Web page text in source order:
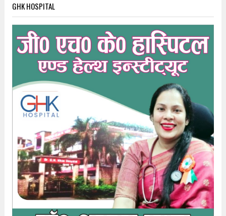
GHK HOSPITAL